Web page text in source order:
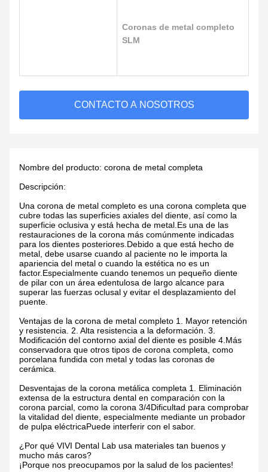
Coronas de metal completo
SLM
CONTACTO A NOSOTROS
Nombre del producto: corona de metal completa
Descripción:
Una corona de metal completo es una corona completa que
cubre todas las superficies axiales del diente, así como la
superficie oclusiva y está hecha de metal.Es una de las
restauraciones de la corona más comúnmente indicadas
para los dientes posteriores.Debido a que está hecho de
metal, debe usarse cuando al paciente no le importa la
apariencia del metal o cuando la estética no es un
factor.Especialmente cuando tenemos un pequeño diente
de pilar con un área edentulosa de largo alcance para
superar las fuerzas oclusal y evitar el desplazamiento del
puente.
Ventajas de la corona de metal completo 1. Mayor retención
y resistencia. 2. Alta resistencia a la deformación. 3.
Modificación del contorno axial del diente es posible 4.Más
conservadora que otros tipos de corona completa, como
porcelana fundida con metal y todas las coronas de
cerámica.
Desventajas de la corona metálica completa 1. Eliminación
extensa de la estructura dental en comparación con la
corona parcial, como la corona 3/4Dificultad para comprobar
la vitalidad del diente, especialmente mediante un probador
de pulpa eléctricaPuede interferir con el sabor.
¿Por qué VIVI Dental Lab usa materiales tan buenos y
mucho más caros?
¡Porque nos preocupamos por la salud de los pacientes!